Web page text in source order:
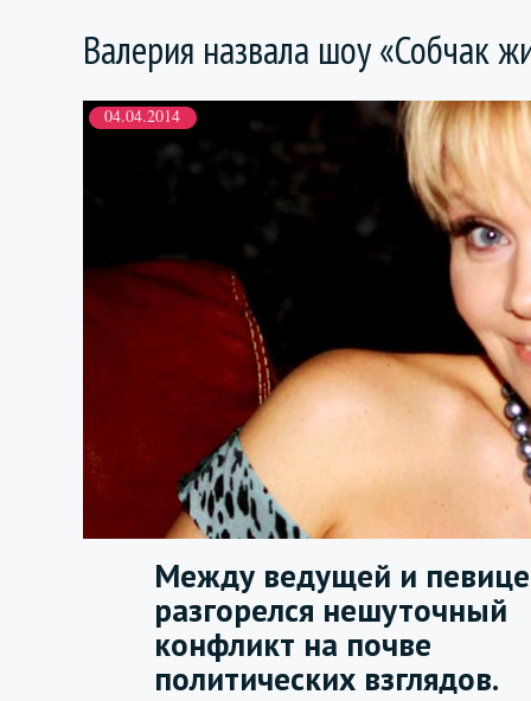
Валерия назвала шоу «Собчак
04.04.2014
Между ведущей и
разгорелся нешуточный
конфликт на почве
политических взглядов.